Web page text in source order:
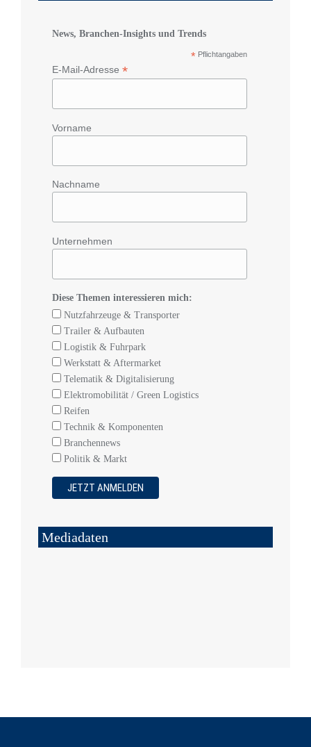
News, Branchen-Insights und Trends
* Pflichtangaben
E-Mail-Adresse *
Vorname
Nachname
Unternehmen
Diese Themen interessieren mich:
Nutzfahrzeuge & Transporter
Trailer & Aufbauten
Logistik & Fuhrpark
Werkstatt & Aftermarket
Telematik & Digitalisierung
Elektromobilität / Green Logistics
Reifen
Technik & Komponenten
Branchennews
Politik & Markt
Mediadaten